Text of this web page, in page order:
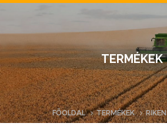
TERMÉKEK
FŐOLDAL TERMÉKEK RIKEN